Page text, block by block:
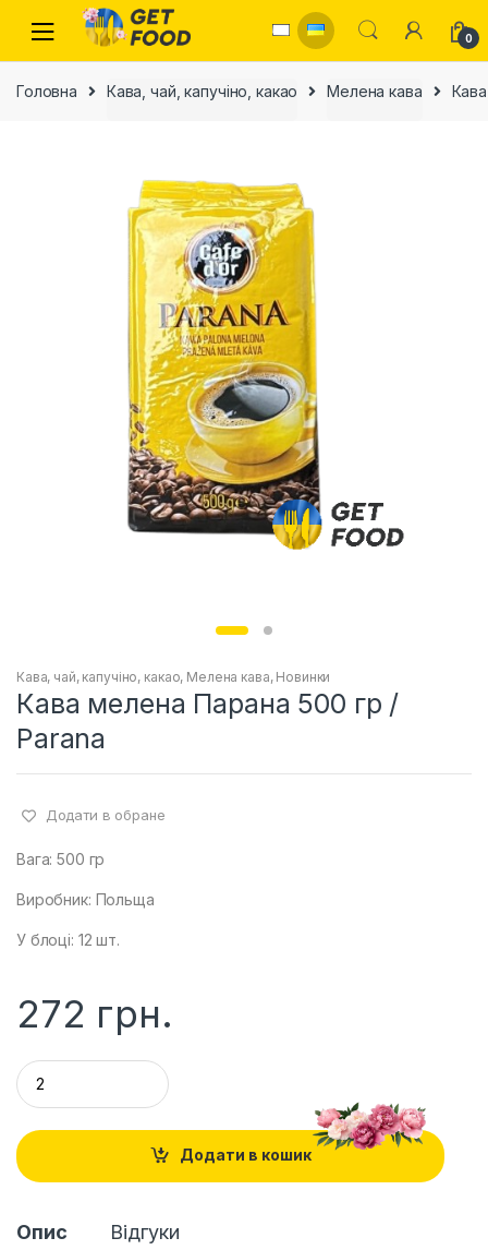
Skip to navigation
Skip to content
0
Головна Кава, чай, капучіно, какао Мелена кава
Кава, чай, капучіно, какао, Мелена кава, Новинки
Кава мелена Парана 500 гр /
Parana
Додати в обране
Вага: 500 гр
Виробник: Польща
У блоці: 12 шт.
272 грн.
Q
u
a
t
i
Додати в кошик
Опис Відгуки